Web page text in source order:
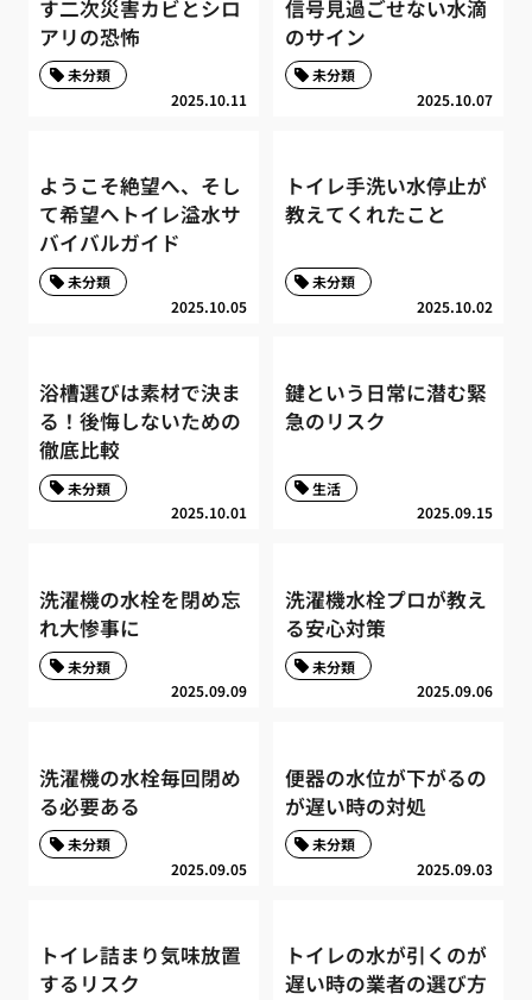
す二次災害カビとシロ
アリの恐怖
2025.10.11
未分類
信号見過ごせない水滴
のサイン
2025.10.07
未分類
ようこそ絶望へ、そし
て希望へトイレ溢水サ
バイバルガイド
2025.10.05
未分類
トイレ手洗い水停止が
教えてくれたこと
2025.10.02
未分類
浴槽選びは素材で決ま
る！後悔しないための
徹底比較
2025.10.01
未分類
鍵という日常に潜む緊
急のリスク
2025.09.15
生活
洗濯機の水栓を閉め忘
れ大惨事に
2025.09.09
未分類
洗濯機水栓プロが教え
る安心対策
2025.09.06
未分類
洗濯機の水栓毎回閉め
る必要ある
2025.09.05
未分類
便器の水位が下がるの
が遅い時の対処
2025.09.03
未分類
トイレ詰まり気味放置
するリスク
トイレの水が引くのが
遅い時の業者の選び方